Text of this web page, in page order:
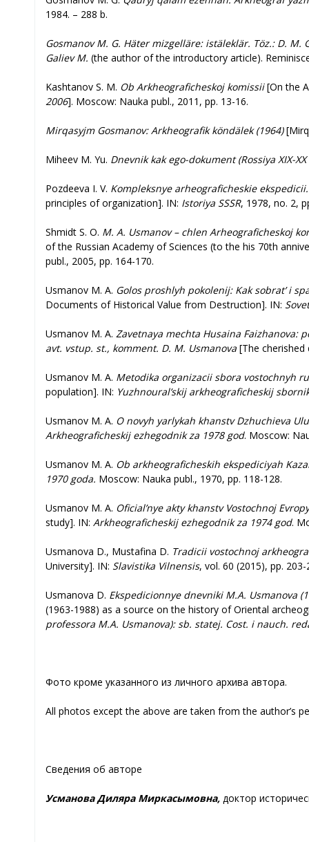
1984. – 288 b.
Gosmanov M. G. Häter mizgelläre: istäleklär. Töz.: D. M.
Galiev M. (the author of the introductory article).
Kashtanov S. M. Ob Arkheograficheskoj komissii[On the
2006]. Moscow: Nauka publ., 2011, pp. 13-16.
Mirqasyjm Gosmanov: Arkheografik köndälek (1964)
Miheev M. Yu. Dnevnik kak ego-dokument (Rossiya XIX-XX
Pozdeeva I. V. Kompleksnye arheograficheskie
principles of organization]. IN: Istoriya SSSR, 1978, no. 2,
Shmidt S. O. M. A. Usmanov – chlen Arheograficheskoj
of the Russian Academy of Sciences (to the his 70th
publ., 2005, pp. 164-170.
Usmanov M. A. Golos proshlyh pokolenij: Kak sobrat’ i
Documents of Historical Value from Destruction]. IN:
Usmanov M. A. Zavetnaya mechta Husaina Faizhanova:
avt. vstup. st., komment. D. M. Usmanova [The cherished
Usmanov M. A. Metodika organizacii sbora vostochnyh
population]. IN: Yuzhnoural’skij arkheograficheskij
Usmanov M. A. O novyh yarlykah khanstv Dzhuchieva
Arkheograficheskij ezhegodnik za 1978 god. Moscow:
Usmanov M. A. Ob arkheograficheskih ekspediciyah
1970 goda. Moscow: Nauka publ., 1970, pp. 118-128.
Usmanov M. A. Oficial’nye akty khanstv Vostochnoj
study]. IN: Arkheograficheskij ezhegodnik za 1974 god.
Usmanova D., Mustafina D. Tradicii vostochnoj
University]. IN: Slavistika Vilnensis, vol. 60 (2015), pp. 203-
Usmanova D. Ekspedicionnye dnevniki M.A. Usmanova
(1963-1988) as a source on the history of Oriental
professora M.A. Usmanova): sb. statej. Cost. i nauch.
Фото кроме указанного из личного архива автора.
All photos except the above are taken from the author’s
Сведения об авторе
Усманова Диляра Миркасымовна, доктор